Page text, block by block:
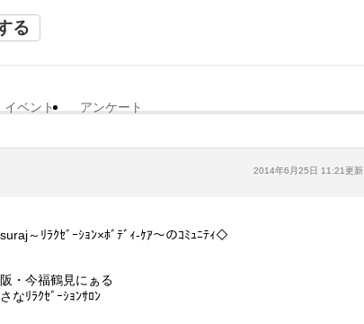
る
イベント アンケート
2014年6月25日 11:21更新
～ﾘﾗｸｾﾞｰｼｮﾝ×ﾎﾞﾃﾞｨ-ｹｱ～のｺﾐｭﾆﾃｨ◇
・今福鶴見にぁる
なﾘﾗｸｾﾞｰｼｮﾝｻﾛﾝ